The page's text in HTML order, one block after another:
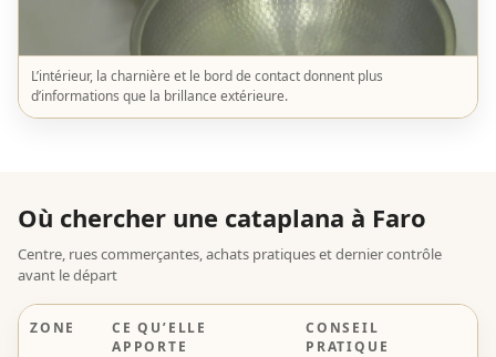
L’intérieur, la charnière et le bord de contact donnent plus
d’informations que la brillance extérieure.
Où chercher une cataplana à Faro
Centre, rues commerçantes, achats pratiques et dernier contrôle
avant le départ
ZONE
CE QU’ELLE
APPORTE
CONSEIL
PRATIQUE